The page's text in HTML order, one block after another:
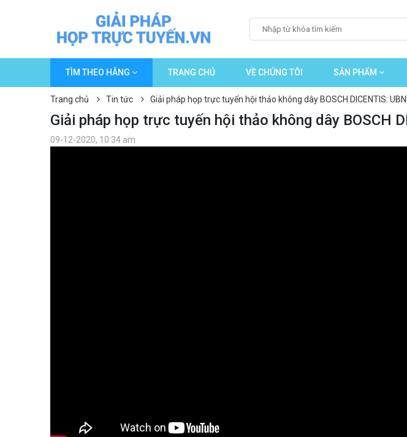
TÌM THEO HÃNG TRANG CHỦ VỀ CHÚNG TÔI SẢN PHẨM
Trang chủ Tin tức Giải pháp họp trực tuyến hội thảo không dây BOSCH DICENTIS:
Giải pháp họp trực tuyến hội thảo không dây BOSCH
09-12-2020, 10:34 am